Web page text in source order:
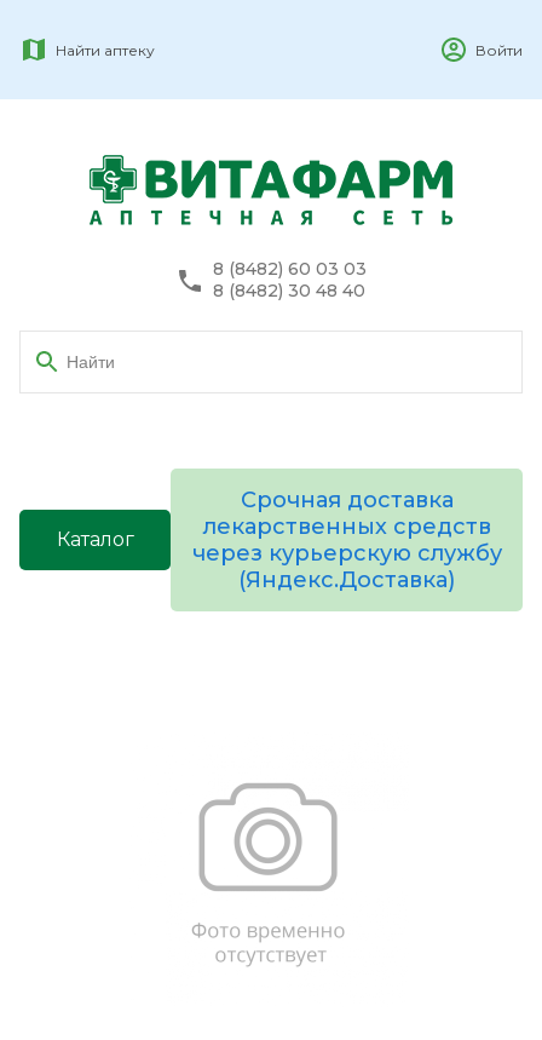
Найти аптеку Войти
8 (8482) 60 03 03
8 (8482) 30 48 40
Каталог
Срочная доставка
лекарственных средств
через курьерскую службу
(Яндекс.Доставка)